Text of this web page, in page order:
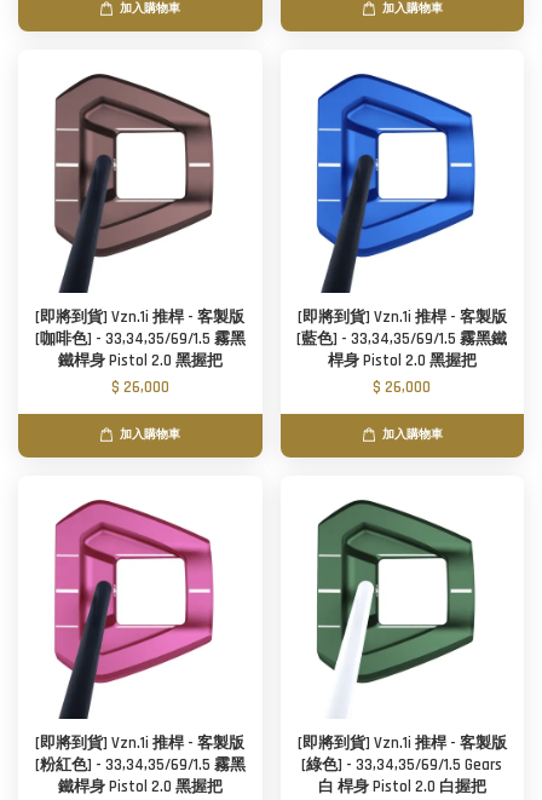
加入購物車 加入購物車
[即將到貨] Vzn.1i 推桿 - 客製版
[咖啡色] - 33,34,35/69/1.5 霧黑
鐵桿身 Pistol 2.0 黑握把
$ 26,000
加入購物車
[即將到貨] Vzn.1i 推桿 - 客製版
[藍色] - 33,34,35/69/1.5 霧黑鐵
桿身 Pistol 2.0 黑握把
$ 26,000
加入購物車
[即將到貨] Vzn.1i 推桿 - 客製版
[粉紅色] - 33,34,35/69/1.5 霧黑
鐵桿身 Pistol 2.0 黑握把
[即將到貨] Vzn.1i 推桿 - 客製版
[綠色] - 33,34,35/69/1.5 Gears
白 桿身 Pistol 2.0 白握把